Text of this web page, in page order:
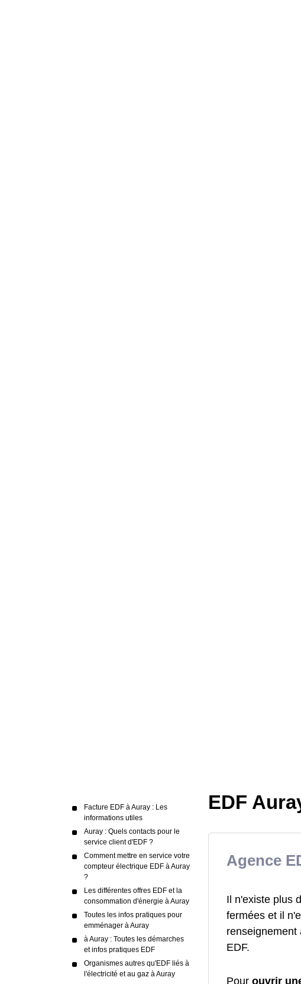
Facture EDF à Auray : Les
informations utiles
Auray : Quels contacts pour le
service client d'EDF ?
Comment mettre en service votre
compteur électrique EDF à Auray
?
Les différentes offres EDF et la
consommation d'énergie à Auray
Toutes les infos pratiques pour
emménager à Auray
à Auray : Toutes les démarches
et infos pratiques EDF
Organismes autres qu'EDF liés à
l'électricité et au gaz à Auray
EDF
Agence
Il n'existe plus
fermées et il
renseignement
EDF.
Pour ouvrir